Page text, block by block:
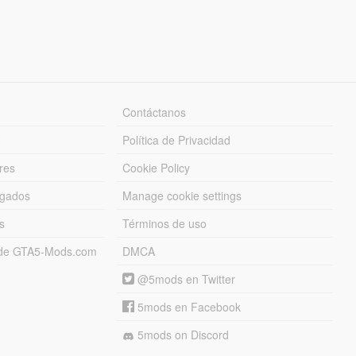
GTA5-Mods.com
Contáctanos
Política de Privacidad
Cookie Policy
Manage cookie settings
Términos de uso
DMCA
@5mods en Twitter
5mods en Facebook
5mods on Discord